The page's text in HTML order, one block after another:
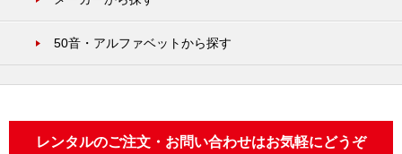
50音・アルファベットから探す
レンタルのご注文・お問い合わせはお気軽にどうぞ